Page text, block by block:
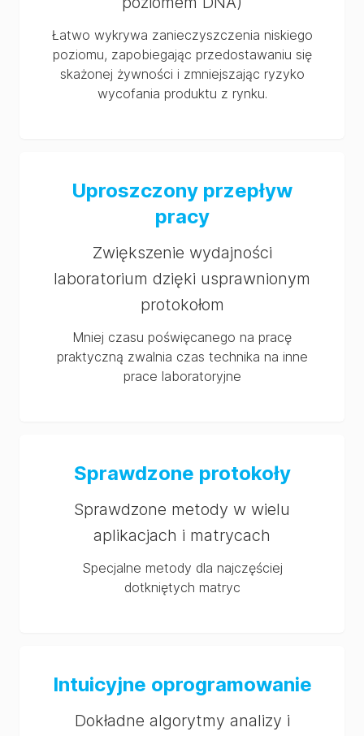
Łatwo wykrywa zanieczyszczenia niskiego
poziomu, zapobiegając przedostawaniu się
skażonej żywności i zmniejszając ryzyko
wycofania produktu z rynku.
Uproszczony przepływ
pracy
Zwiększenie wydajności
laboratorium dzięki usprawnionym
protokołom
Mniej czasu poświęcanego na pracę
praktyczną zwalnia czas technika na inne
prace laboratoryjne
Sprawdzone protokoły
Sprawdzone metody w wielu
aplikacjach i matrycach
Specjalne metody dla najczęściej
dotkniętych matryc
Intuicyjne oprogramowanie
Dokładne algorytmy analizy i